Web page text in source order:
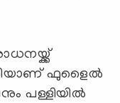
ഫുളൈൽ
പള്ളിയിൽ